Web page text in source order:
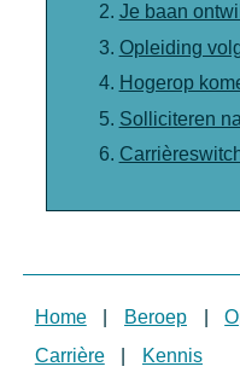
Je baan
Opleiding
Hogerop
Solliciteren
Home Beroep
Carrière
Kennis